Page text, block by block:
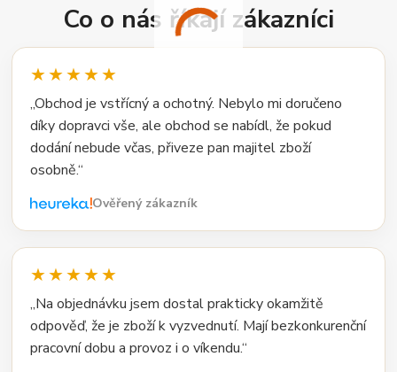
Co o nás říkají zákazníci
★★★★★
„Obchod je vstřícný a ochotný. Nebylo mi doručeno
díky dopravci vše, ale obchod se nabídl, že pokud
dodání nebude včas, přiveze pan majitel zboží
osobně.“
Ověřený zákazník
★★★★★
„Na objednávku jsem dostal prakticky okamžitě
odpověď, že je zboží k vyzvednutí. Mají bezkonkurenční
pracovní dobu a provoz i o víkendu.“